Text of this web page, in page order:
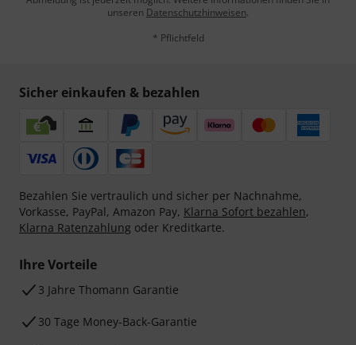
unseren Datenschutzhinweisen.
* Pflichtfeld
Sicher einkaufen & bezahlen
Bezahlen Sie vertraulich und sicher per Nachnahme,
Vorkasse, PayPal, Amazon Pay, Klarna Sofort bezahlen,
Klarna Ratenzahlung oder Kreditkarte.
Ihre Vorteile
3 Jahre Thomann Garantie
30 Tage Money-Back-Garantie